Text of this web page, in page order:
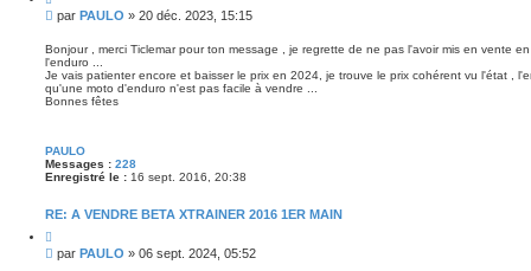
i
t
r
M
s
s
a
g
par PAULO » 20 déc. 2023, 15:15
Bonjour , merci Ticlemar pour ton message , je regrette de ne pas l'avoir mis en vente
l'enduro ...
Je vais patienter encore et baisser le prix en 2024, je trouve le prix cohérent vu l'état ,
qu'une moto d'enduro n'est pas facile à vendre ...
Bonnes fêtes
PAULO
Messages : 228
Enregistré le : 16 sept. 2016, 20:38
RE: A VENDRE BETA XTRAINER 2016 1ER MAIN
i
t
M
par PAULO » 06 sept. 2024, 05:52